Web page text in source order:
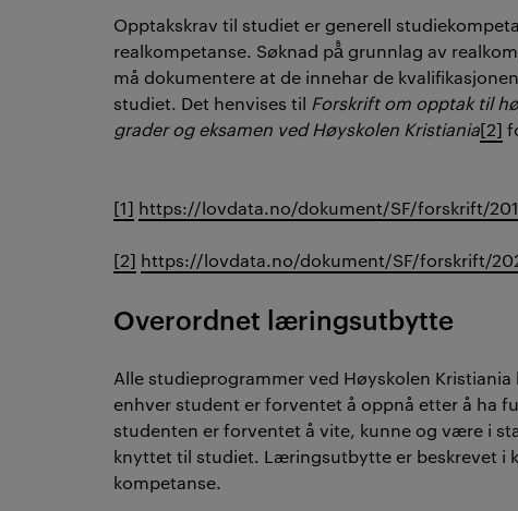
Opptakskrav til studiet er generell
realkompetanse. Søknad på̊ grunnlag av
må dokumentere at de innehar de
studiet. Det henvises til Forskrift om opptak til
grader og eksamen ved Høyskolen Kristiania[2]
[1] https://lovdata.no/dokument/SF/forskrift/
[2] https://lovdata.no/dokument/SF/forskrift/
Overordnet læringsutbytte
Alle studieprogrammer ved Høyskolen
enhver student er forventet å oppnå etter å ha
studenten er forventet å vite, kunne og være i
knyttet til studiet. Læringsutbytte er beskrevet i
kompetanse.